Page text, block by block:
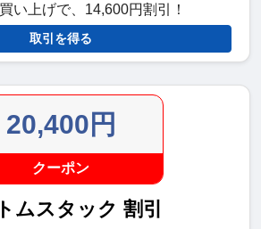
い上げで、14,600円割引！
取引を得る
20,400円
クーポン
ムスタック 割引